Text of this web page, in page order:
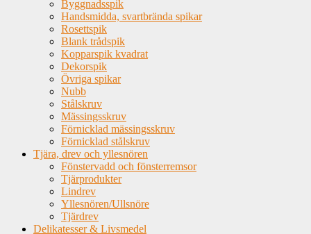
Byggnadsspik
Handsmidda, svartbrända spikar
Rosettspik
Blank trådspik
Kopparspik kvadrat
Dekorspik
Övriga spikar
Nubb
Stålskruv
Mässingsskruv
Förnicklad mässingsskruv
Förnicklad stålskruv
Tjära, drev och yllesnören
Fönstervadd och fönsterremsor
Tjärprodukter
Lindrev
Yllesnören/Ullsnöre
Tjärdrev
Delikatesser & Livsmedel